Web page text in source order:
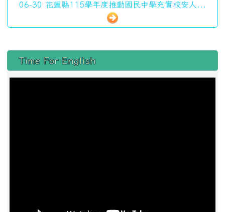
06-30 花蓮縣115學年度推動國民中學充實校安人...
左邊區域內容
Time For English